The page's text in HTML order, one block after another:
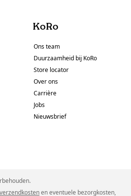
KoRo
Ons team
Duurzaamheid bij KoRo
Store locator
Over ons
Carrière
Jobs
Nieuwsbrief
verzendkostenen eventuele bezorgkosten,